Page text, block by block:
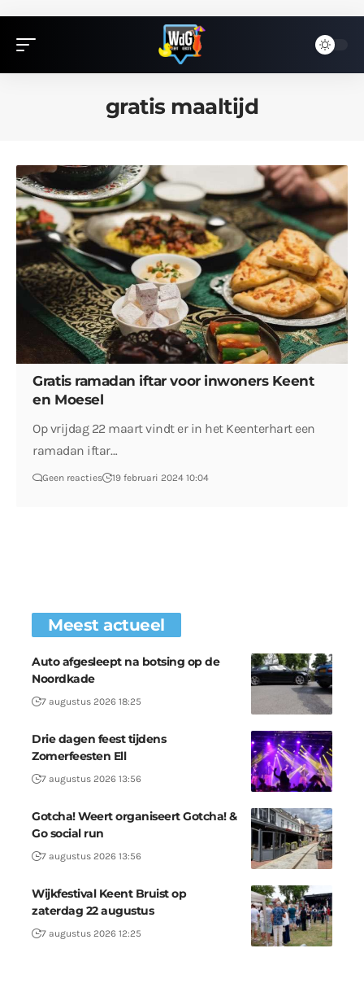
gratis maaltijd
Gratis ramadan iftar voor inwoners Keent
en Moesel
Op vrijdag 22 maart vindt er in het Keenterhart een
ramadan iftar…
Geen reacties 19 februari 2024 10:04
Meest actueel
Auto afgesleept na botsing op de
Noordkade
7 augustus 2026 18:25
Drie dagen feest tijdens
Zomerfeesten Ell
7 augustus 2026 13:56
Gotcha! Weert organiseert Gotcha! &
Go social run
7 augustus 2026 13:56
Wijkfestival Keent Bruist op
zaterdag 22 augustus
7 augustus 2026 12:25